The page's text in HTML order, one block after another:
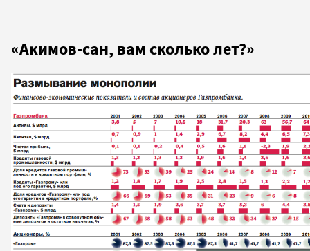
«Акимов-сан, вам сколько лет?»